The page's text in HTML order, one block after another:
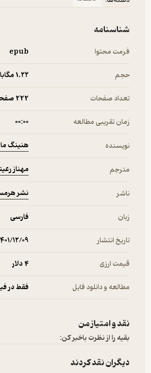
شناسنامه
فرمت محتوا epub
حجم 1.۲۲ مگابایت
تعداد صفحات 222 صفحه
زمان تقریبی مطالعه ۰۰:۰۰
نویسنده هنینگ
مترجم مهناز
ناشر نشر
زبان فارسی
تاریخ انتشار ۱۴۰۱/۱۲/
قیمت ارزی 4 دلار
مطالعه و دانلود فایل فقط در
نقد و امتیاز من
بقیه را از نظرت باخبر کن:
دیگران نقد کردند